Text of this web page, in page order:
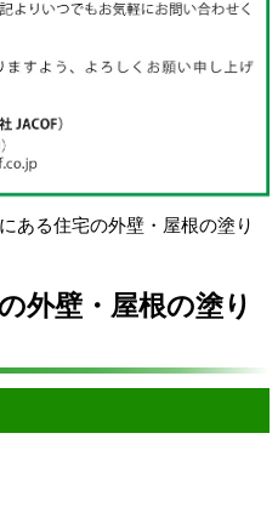
ある住宅の外壁・屋根の塗り
外壁・屋根の塗り